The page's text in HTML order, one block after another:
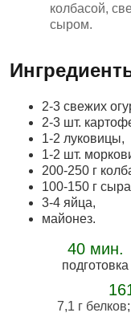
колбасой,
сыром.
2-3 свежих
2-3 шт.
1-2 луковицы,
1-2 шт.
200-250 г
100-150 г
3-4 яйца,
майонез.
40 мин.
подготовка
7,1 г белков;